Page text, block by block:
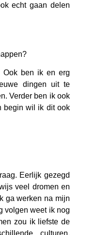
echt gaan delen
Ook ben ik en erg
dingen uit te
Verder ben ik ook
begin wil ik dit ook
Eerlijk gezegd
veel dromen en
ga werken na mijn
volgen weet ik nog
zou ik liefste de
culturen,